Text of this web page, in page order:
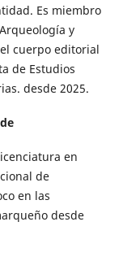
Es miembro
y
cuerpo editorial
de Estudios
desde 2025.
en
de
en las
desde